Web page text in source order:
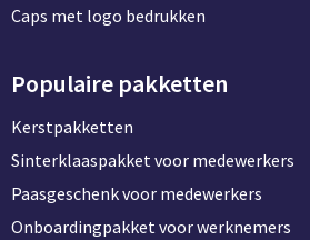
Caps met logo bedrukken
Populaire pakketten
Kerstpakketten
Sinterklaaspakket voor medewerkers
Paasgeschenk voor medewerkers
Onboardingpakket voor werknemers